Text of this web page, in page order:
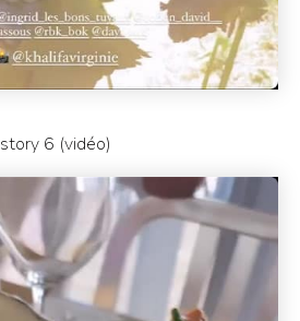
story 6 (vidéo)